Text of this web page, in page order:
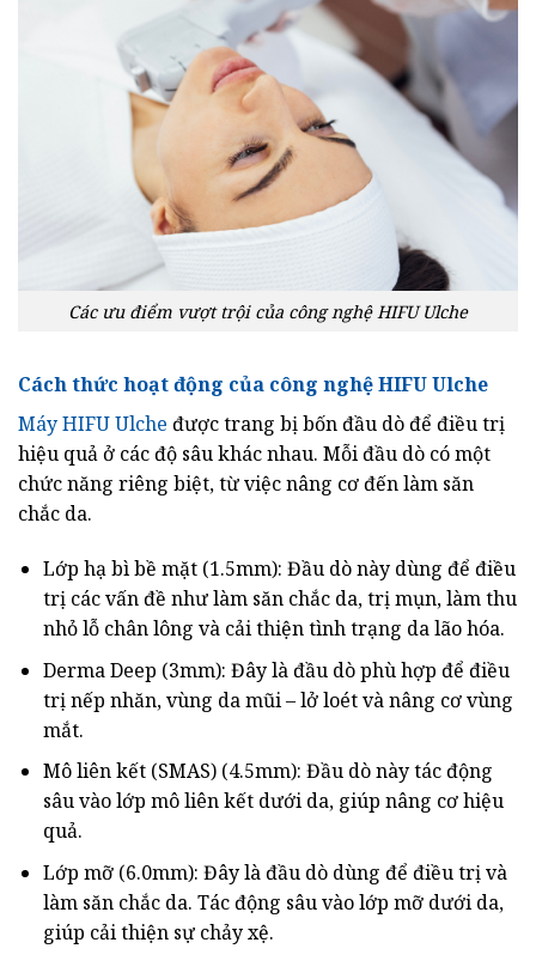
Các ưu điểm vượt trội của công nghệ HIFU Ulche
Cách thức hoạt động của công nghệ HIFU Ulche
Máy HIFU Ulche được trang bị bốn đầu dò để điều trị
hiệu quả ở các độ sâu khác nhau. Mỗi đầu dò có một
chức năng riêng biệt, từ việc nâng cơ đến làm săn
chắc da.
Lớp hạ bì bề mặt (1.5mm): Đầu dò này dùng để điều
trị các vấn đề như làm săn chắc da, trị mụn, làm thu
nhỏ lỗ chân lông và cải thiện tình trạng da lão hóa.
Derma Deep (3mm): Đây là đầu dò phù hợp để điều
trị nếp nhăn, vùng da mũi – lở loét và nâng cơ vùng
mắt.
Mô liên kết (SMAS) (4.5mm): Đầu dò này tác động
sâu vào lớp mô liên kết dưới da, giúp nâng cơ hiệu
quả.
Lớp mỡ (6.0mm): Đây là đầu dò dùng để điều trị và
làm săn chắc da. Tác động sâu vào lớp mỡ dưới da,
giúp cải thiện sự chảy xệ.